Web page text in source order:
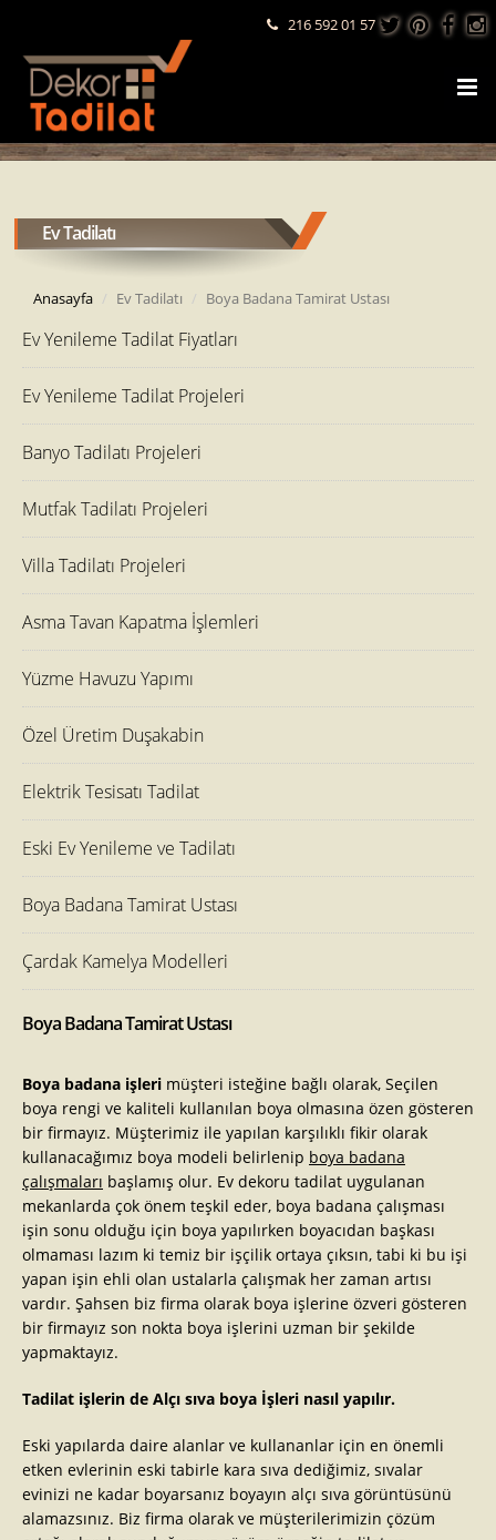
216 592 01 57
Ev Tadilatı
Anasayfa Ev Tadilatı Boya Badana Tamirat Ustası
Ev Yenileme Tadilat Fiyatları
Ev Yenileme Tadilat Projeleri
Banyo Tadilatı Projeleri
Mutfak Tadilatı Projeleri
Villa Tadilatı Projeleri
Asma Tavan Kapatma İşlemleri
Yüzme Havuzu Yapımı
Özel Üretim Duşakabin
Elektrik Tesisatı Tadilat
Eski Ev Yenileme ve Tadilatı
Boya Badana Tamirat Ustası
Çardak Kamelya Modelleri
Boya Badana Tamirat Ustası
Boya badana işleri müşteri isteğine bağlı olarak, Seçilen
boya rengi ve kaliteli kullanılan boya olmasına özen gösteren
bir firmayız. Müşterimiz ile yapılan karşılıklı fikir olarak
kullanacağımız boya modeli belirlenip boya badana
çalışmaları başlamış olur. Ev dekoru tadilat uygulanan
mekanlarda çok önem teşkil eder, boya badana çalışması
işin sonu olduğu için boya yapılırken boyacıdan başkası
olmaması lazım ki temiz bir işçilik ortaya çıksın, tabi ki bu işi
yapan işin ehli olan ustalarla çalışmak her zaman artısı
vardır. Şahsen biz firma olarak boya işlerine özveri gösteren
bir firmayız son nokta boya işlerini uzman bir şekilde
yapmaktayız.
Tadilat işlerin de Alçı sıva boya İşleri nasıl yapılır.
Eski yapılarda daire alanlar ve kullananlar için en önemli
etken evlerinin eski tabirle kara sıva dediğimiz, sıvalar
evinizi ne kadar boyarsanız boyayın alçı sıva görüntüsünü
alamazsınız. Biz firma olarak ve müşterilerimizin çözüm